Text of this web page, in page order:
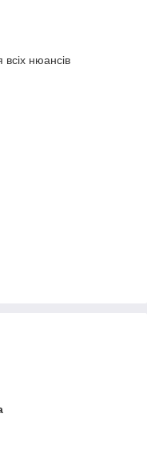
нюансів